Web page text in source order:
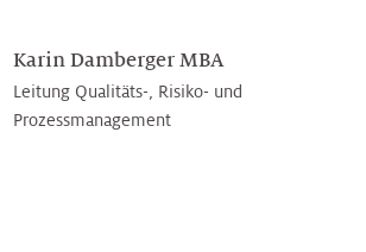
Karin Damberger MBA
Leitung Qualitäts-, Risiko- und
Prozessmanagement